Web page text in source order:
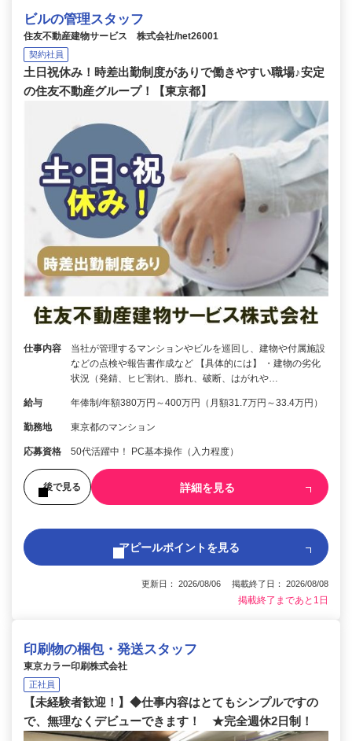
ビルの管理スタッフ
住友不動産建物サービス 株式会社/het26001
契約社員
土日祝休み！時差出勤制度がありで働きやすい職場♪安定
の住友不動産グループ！【東京都】
仕事内容
当社が管理するマンションやビルを巡回し、建物や付属施設
などの点検や報告書作成など 【具体的には】 ・建物の劣化
状況（発錆、ヒビ割れ、膨れ、破断、はがれや…
給与 年俸制/年額380万円～400万円（月額31.7万円～33.4万円）
勤務地 東京都のマンション
応募資格 50代活躍中！ PC基本操作（入力程度）
後で見る 詳細を見る
アピールポイントを見る
更新日： 2026/08/06 掲載終了日： 2026/08/08
掲載終了まであと1日
印刷物の梱包・発送スタッフ
東京カラー印刷株式会社
正社員
【未経験者歓迎！】◆仕事内容はとてもシンプルですの
で、無理なくデビューできます！ ★完全週休2日制！